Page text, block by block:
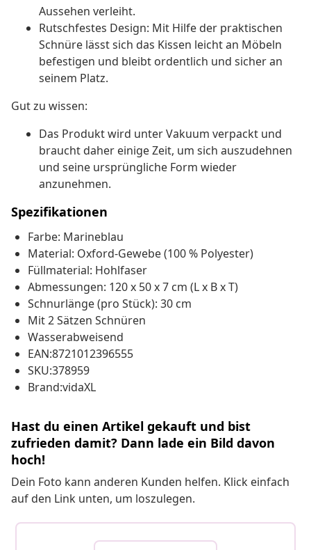
Aussehen verleiht.
Rutschfestes Design: Mit Hilfe der praktischen
Schnüre lässt sich das Kissen leicht an Möbeln
befestigen und bleibt ordentlich und sicher an
seinem Platz.
Gut zu wissen:
Das Produkt wird unter Vakuum verpackt und
braucht daher einige Zeit, um sich auszudehnen
und seine ursprüngliche Form wieder
anzunehmen.
Spezifikationen
Farbe: Marineblau
Material: Oxford-Gewebe (100 % Polyester)
Füllmaterial: Hohlfaser
Abmessungen: 120 x 50 x 7 cm (L x B x T)
Schnurlänge (pro Stück): 30 cm
Mit 2 Sätzen Schnüren
Wasserabweisend
EAN:8721012396555
SKU:378959
Brand:vidaXL
Hast du einen Artikel gekauft und bist
zufrieden damit? Dann lade ein Bild davon
hoch!
Dein Foto kann anderen Kunden helfen. Klick einfach
auf den Link unten, um loszulegen.